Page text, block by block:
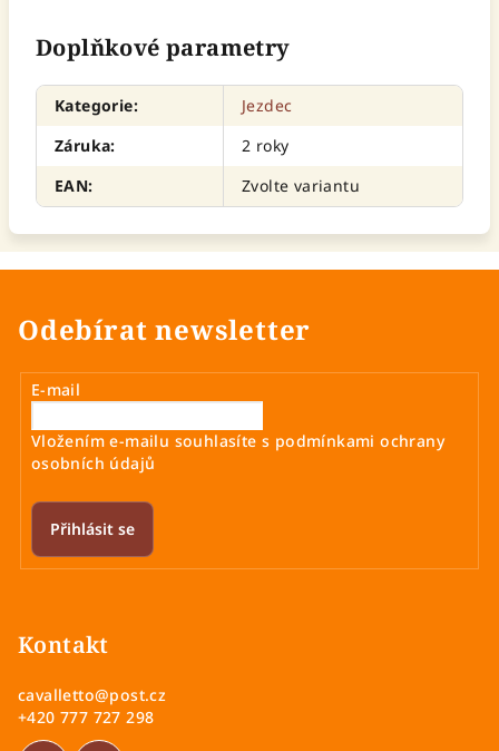
Doplňkové parametry
Kategorie:
Jezdec
Záruka:
2 roky
EAN: Zvolte variantu
Odebírat newsletter
E-mail
Vložením e-mailu souhlasíte s podmínkami ochrany
osobních údajů
Přihlásit se
Kontakt
cavalletto@post.cz
+420 777 727 298